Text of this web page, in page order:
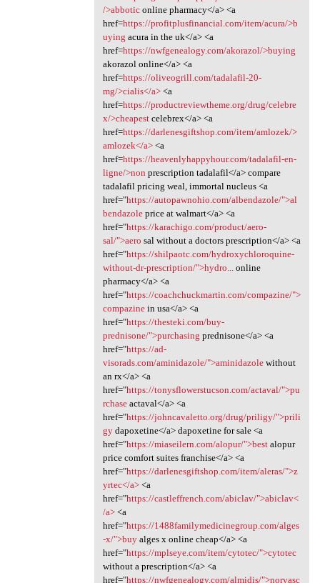
/>abboticonline pharmacy</a> <a
href=https://profitplusfinancial.com/item/acura/>b
uying acura in the uk</a> <a
href=https://nwfgenealogy.com/akorazol/>buying
akorazol online</a> <a
href=https://oliveogrill.com/tadalafil-20-
mg/>cialis</a><a
href=https://productreviewtheme.org/drug/celebre
x/>cheapestcelebrex</a> <a
href=https://darlenesgiftshop.com/item/amlozek/>
amlozek</a><a
href=https://heavenlyhappyhour.com/tadalafil-en-
ligne/>non prescription tadalafil</a> compare
tadalafil pricing weal, immortal nucleus <a
href="https://autopawnohio.com/albendazole/">al
bendazoleprice at walmart</a> <a
href="https://karachigo.com/product/aero-
sal/">aero sal without a doctors prescription</a> <a
href="https://shilpaotc.com/hydroxychloroquine-
without-dr-prescription/">hydro...
online
pharmacy</a> <a
href="https://coachchuckmartin.com/compazine/">
compazinein usa</a> <a
href="https://thesteki.com/buy-
prednisone/">purchasing prednisone</a> <a
href="https://ad-
visorads.com/aminidazole/">aminidazolewithout
an rx</a> <a
href="https://tonysflowerstucson.com/actaval/">pu
rchaseactaval</a> <a
href="https://johncavaletto.org/drug/priligy/">prili
gydapoxetine</a> dapoxetine for sale <a
href="https://miaseilern.com/alopur/">bestalopur
price comfort suites franchise</a> <a
href="https://darlenesgiftshop.com/item/aleras/">z
yrtec</a><a
href="https://castleffrench.com/abiclav/">abiclav<
/a><a
href="https://1488familymedicinegroup.com/alges
-x/">buyalges x online cheap</a> <a
href="https://mplseye.com/item/cytotec/">cytotec
without a prescription</a> <a
href="https://nwfgenealogy.com/almidis/">norvasc